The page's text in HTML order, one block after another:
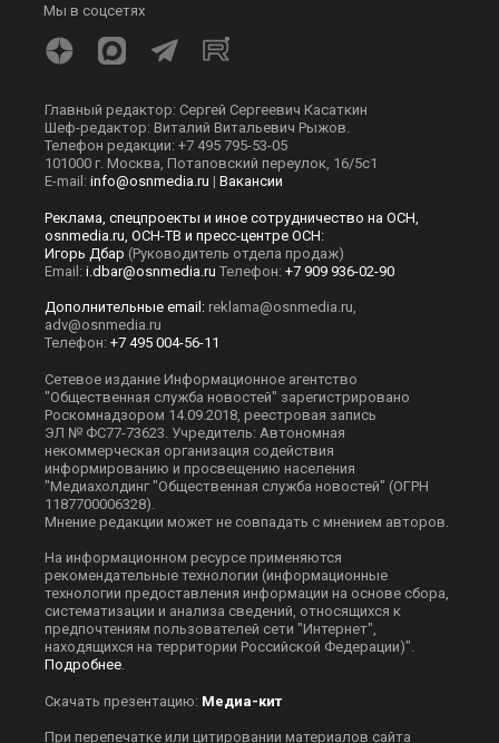
Мы в соцсетях
Главный редактор: Сергей Сергеевич Касаткин
Шеф-редактор: Виталий Витальевич Рыжов.
Телефон редакции: +7 495 795-53-05
101000 г. Москва, Потаповский переулок, 16/5с1
E-mail: info@osnmedia.ru | Вакансии
Реклама, спецпроекты и иное сотрудничество на ОСН,
osnmedia.ru, ОСН-ТВ и пресс-центре ОСН:
Игорь Дбар (Руководитель отдела продаж)
Email: i.dbar@osnmedia.ru Телефон: +7 909 936-02-90
Дополнительные email: reklama@osnmedia.ru
adv@osnmedia.ru
Телефон: +7 495 004-56-11
Сетевое издание Информационное агентство
"Общественная служба новостей" зарегистрировано
Роскомнадзором 14.09.2018, реестровая запись
ЭЛ № ФС77-73623. Учредитель: Автономная
некоммерческая организация содействия
информированию и просвещению населения
"Медиахолдинг "Общественная служба новостей" (ОГРН
1187700006328).
Мнение редакции может не совпадать с мнением авторов.
На информационном ресурсе применяются
рекомендательные технологии (информационные
технологии предоставления информации на основе сбора,
систематизации и анализа сведений, относящихся к
предпочтениям пользователей сети "Интернет",
находящихся на территории Российской Федерации)".
Подробнее
Скачать презентацию: Медиа-кит
При перепечатке или цитировании материалов сайта